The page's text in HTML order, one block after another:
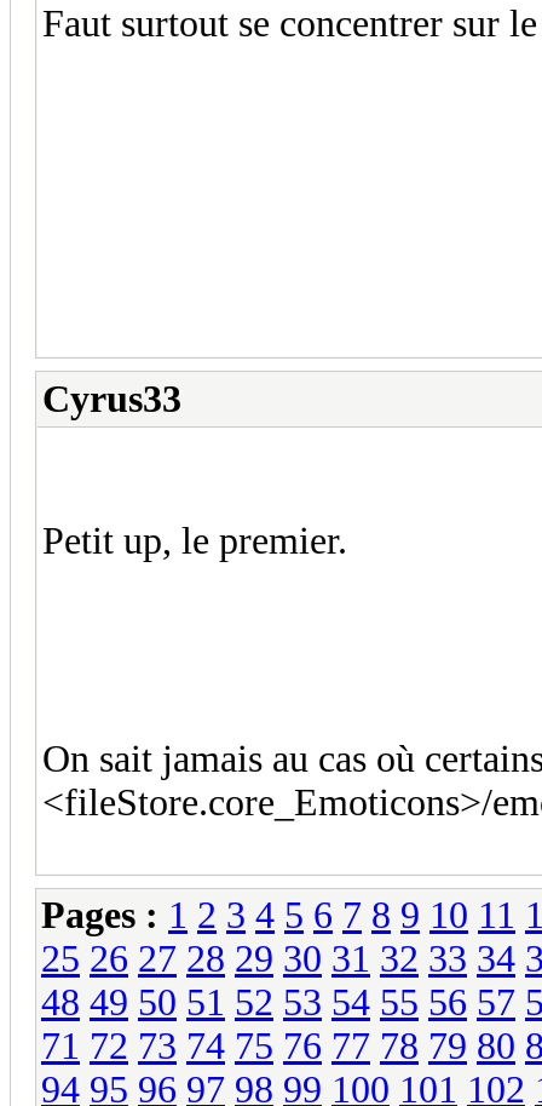
Faut surtout se concentrer sur
Cyrus33
Petit up, le premier.
On sait jamais au cas où
<fileStore.core_Emoticons>/
Pages : 1 2 3 4 5 6 7 8 9 10 11
25 26 27 28 29 30 31 32 33 34
48 49 50 51 52 53 54 55 56 57
71 72 73 74 75 76 77 78 79 80
94 95 96 97 98 99 100 101 102